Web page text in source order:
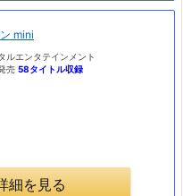
mini
ルエンタテインメント
売 58タイトル収録
細を見る